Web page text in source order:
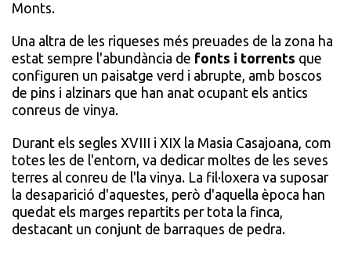
Monts.
Una altra de les riqueses més preuades de la zona ha
estat sempre l'abundància de fonts i torrents que
configuren un paisatge verd i abrupte, amb boscos
de pins i alzinars que han anat ocupant els antics
conreus de vinya.
Durant els segles XVIII i XIX la Masia Casajoana, com
totes les de l'entorn, va dedicar moltes de les seves
terres al conreu de l'la vinya. La fil·loxera va suposar
la desaparició d'aquestes, però d'aquella època han
quedat els marges repartits per tota la finca,
destacant un conjunt de barraques de pedra.